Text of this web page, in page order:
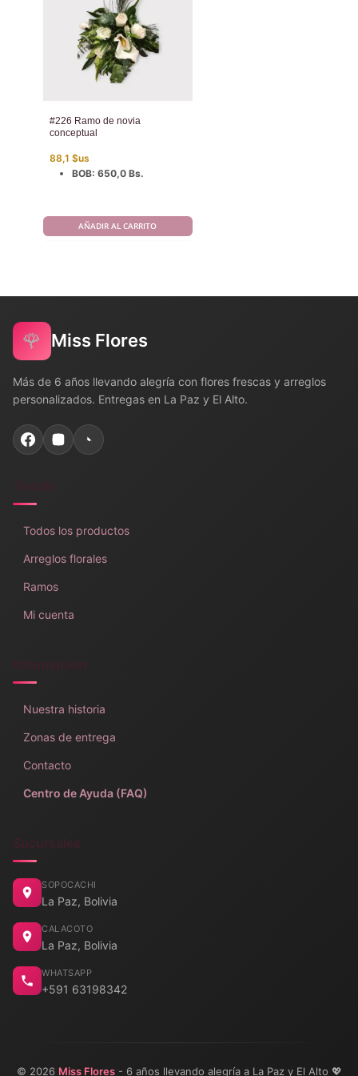
#226 Ramo de novia
conceptual
88,1 $us
BOB: 650,0 Bs.
AÑADIR AL CARRITO
🌹 Miss Flores
Más de 6 años llevando alegría con flores frescas y arreglos
personalizados. Entregas en La Paz y El Alto.
Todos los productos
Arreglos florales
Ramos
Mi cuenta
Información
Nuestra historia
Zonas de entrega
Contacto
Centro de Ayuda (FAQ)
Sucursales
SOPOCACHI
La Paz, Bolivia
CALACOTO
La Paz, Bolivia
WHATSAPP
+591 63198342
© 2026 Miss Flores- 6 años llevando alegría a La Paz y El Alto 💖